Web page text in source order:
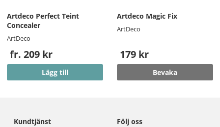
Artdeco Perfect Teint
Concealer
ArtDeco
fr. 209 kr
Lägg till
Artdeco Magic Fix
ArtDeco
179 kr
Bevaka
Kundtjänst Följ oss